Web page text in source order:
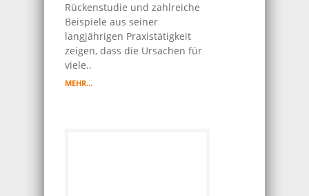
Rückenstudie und zahlreiche
Beispiele aus seiner
langjährigen Praxistätigkeit
zeigen, dass die Ursachen für
viele..
MEHR…